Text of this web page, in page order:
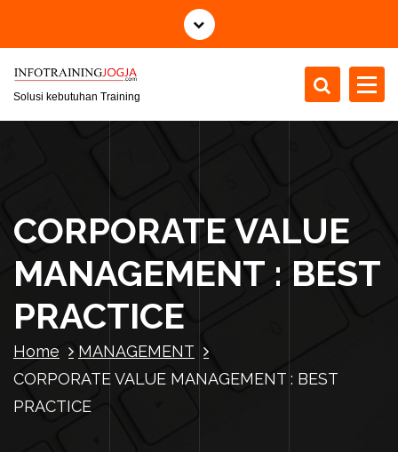
i
Solusi kebutuhan Training
CORPORATE VALUE
MANAGEMENT : BEST
PRACTICE
Home
MANAGEMENT
CORPORATE VALUE MANAGEMENT : BEST
PRACTICE